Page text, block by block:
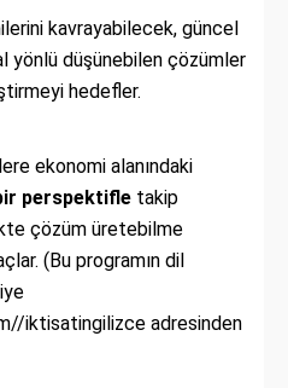
kavrayabilecek, güncel
yönlü düşünebilen çözümler
hedefler.
ekonomi alanındaki
perspektifle takip
çözüm üretebilme
(Bu programın dil
iktisatingilizce adresinden